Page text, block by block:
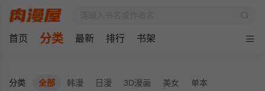
首页 分类 最新 排行 书架
分类 全部 韩漫 日漫 3D漫画 美女 单本